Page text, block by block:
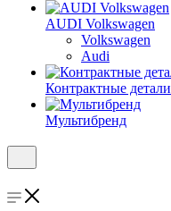
AUDI Volkswagen
Volkswagen
Audi
Контрактные детали
Мультибренд